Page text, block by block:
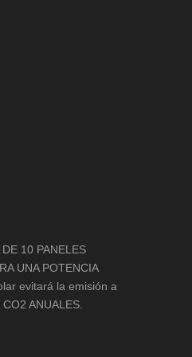
10 PANELES
UNA POTENCIA
evitará la emisión a
ANUALES.